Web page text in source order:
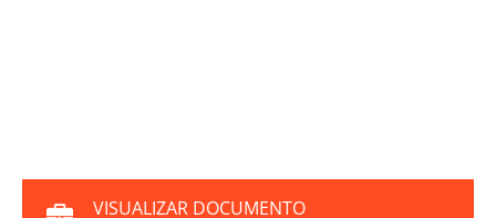
VISUALIZAR DOCUMENTO